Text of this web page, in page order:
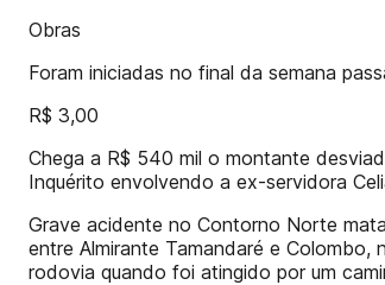
Obras
Foram iniciadas no final da semana
R$ 3,00
Chega a R$ 540 mil o montante
Inquérito envolvendo a ex-servidora
Grave acidente no Contorno Norte
entre Almirante Tamandaré e
rodovia quando foi atingido por um